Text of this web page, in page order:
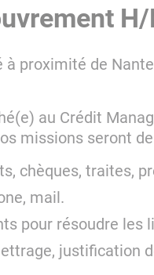
H/
à proximité de
au Crédit
missions seront
chèques, traites,
mail.
pour résoudre les
justification